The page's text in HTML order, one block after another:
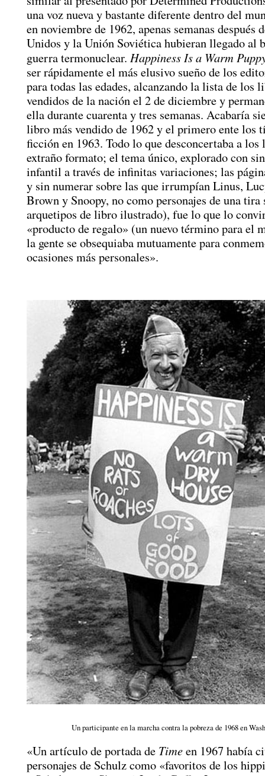
una voz nueva y bastante diferente dentro del
en noviembre de 1962, apenas semanas después
Unidos y la Unión Soviética hubieran llegado al
guerra termonuclear. Happiness Is a Warm
ser rápidamente el más elusivo sueño de los
para todas las edades, alcanzando la lista de los
vendidos de la nación el 2 de diciembre y
ella durante cuarenta y tres semanas. Acabaría
libro más vendido de 1962 y el primero ente los
ficción en 1963. Todo lo que desconcertaba a
extraño formato; el tema único, explorado con
infantil a través de infinitas variaciones; las
y sin numerar sobre las que irrumpían Linus,
Brown y Snoopy, no como personajes de una tira
arquetipos de libro ilustrado), fue lo que lo
«producto de regalo» (un nuevo término para el
la gente se obsequiaba mutuamente para
ocasiones más personales».
Un participante en la marcha contra la pobreza de 1968 en
«Un artículo de portada de Timeen 1967 había
personajes de Schulz como «favoritos de los